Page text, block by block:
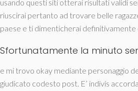
usando questi siti otterai risultati validi
riuscirai pertanto ad trovare belle
paese e ti dimenticherai definitivamente
Sfortunatamente la minuto
e mi trovo okay mediante personaggio
giudicato codesto post. E’ indivis